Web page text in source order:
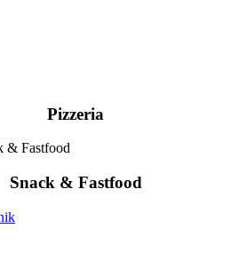
Pizzeria
Snack & Fastfood